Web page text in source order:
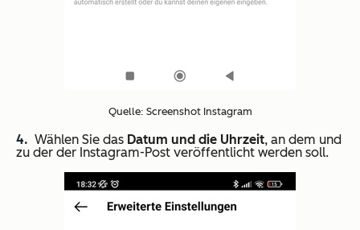
Quelle: Screenshot Instagram
Wählen Sie das Datum und die Uhrzeit, an dem und
zu der der Instagram-Post veröffentlicht werden soll.